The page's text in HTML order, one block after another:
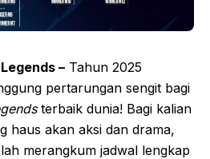
– Tahun 2025
pertarungan sengit bagi
terbaik dunia! Bagi kalian
haus akan aksi dan drama,
merangkum jadwal lengkap